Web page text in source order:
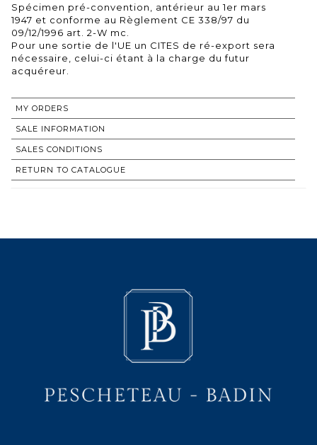
Spécimen pré-convention, antérieur au 1er mars
1947 et conforme au Règlement CE 338/97 du
09/12/1996 art. 2-W mc.
Pour une sortie de l'UE un CITES de ré-export sera
nécessaire, celui-ci étant à la charge du futur
acquéreur.
MY ORDERS
SALE INFORMATION
SALES CONDITIONS
RETURN TO CATALOGUE